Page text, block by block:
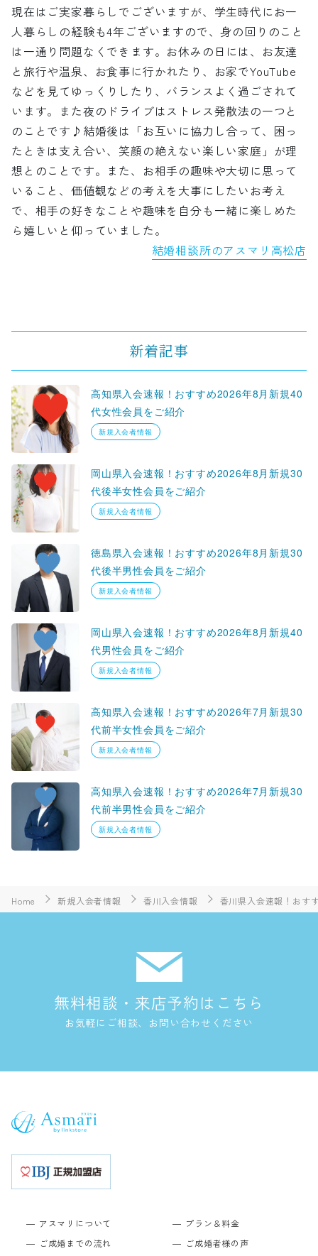
現在はご実家暮らしでございますが、学生時代にお一
人暮らしの経験も4年ございますので、身の回りのこと
は一通り問題なくできます。お休みの日には、お友達
と旅行や温泉、お食事に行かれたり、お家でYouTube
などを見てゆっくりしたり、バランスよく過ごされて
います。また夜のドライブはストレス発散法の一つと
のことです♪結婚後は「お互いに協力し合って、困っ
たときは支え合い、笑顔の絶えない楽しい家庭」が理
想とのことです。また、お相手の趣味や大切に思って
いること、価値観などの考えを大事にしたいお考え
で、相手の好きなことや趣味を自分も一緒に楽しめた
ら嬉しいと仰っていました。
結婚相談所のアスマリ高松店
新着記事
高知県入会速報！おすすめ2026年8月新規40
代女性会員をご紹介
新規入会者情報
岡山県入会速報！おすすめ2026年8月新規30
代後半女性会員をご紹介
新規入会者情報
徳島県入会速報！おすすめ2026年8月新規30
代後半男性会員をご紹介
新規入会者情報
岡山県入会速報！おすすめ2026年8月新規40
代男性会員をご紹介
新規入会者情報
高知県入会速報！おすすめ2026年7月新規30
代前半女性会員をご紹介
新規入会者情報
高知県入会速報！おすすめ2026年7月新規30
代前半男性会員をご紹介
新規入会者情報
Home 新規入会者情報 香川入会情報 香川県入会速報！おす
無料相談・来店予約はこちら
お気軽にご相談、お問い合わせください
アスマリについて
ご成婚までの流れ
プラン＆料金
ご成婚者様の声